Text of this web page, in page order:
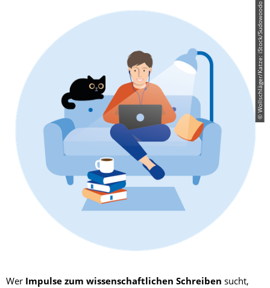
© Wollschläger/Katze: iStock/Sudowoodo
Wer Impulse zum wissenschaftlichen Schreiben sucht,